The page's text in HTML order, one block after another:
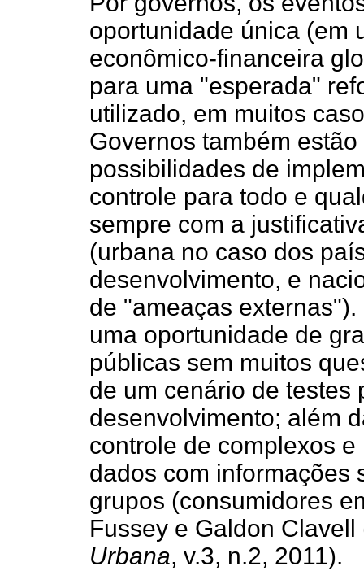
oportunidade única (em
econômico-financeira
para uma "esperada"
utilizado, em muitos
Governos também
possibilidades de
controle para todo e
sempre com a
(urbana no caso dos
desenvolvimento, e
de "ameaças
uma oportunidade de
públicas sem muitos
de um cenário de testes
desenvolvimento; além
controle de complexos
dados com informações
grupos (consumidores
Fussey e Galdon Clavell
Urbana, v.3, n.2, 2011).